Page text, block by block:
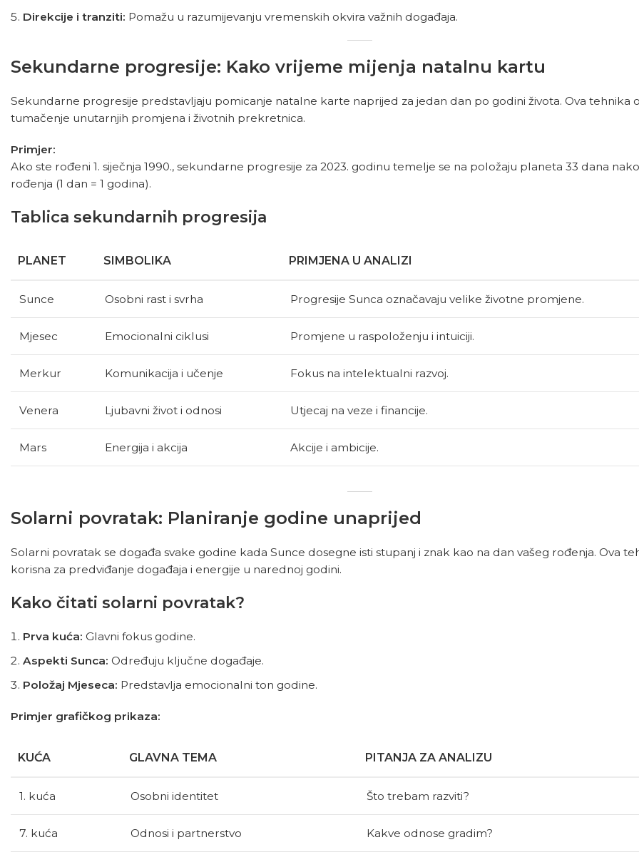
Direkcije i tranziti: Pomažu u razumijevanju vremenskih okvira važnih događaja.
Sekundarne progresije: Kako vrijeme mijenja natalnu kartu
Sekundarne progresije predstavljaju pomicanje natalne karte naprijed za jedan dan po godini života. Ova tehnika
tumačenje unutarnjih promjena i životnih prekretnica.
Primjer:
Ako ste rođeni 1. siječnja 1990., sekundarne progresije za 2023. godinu temelje se na položaju planeta 33 dana
rođenja (1 dan = 1 godina).
Tablica sekundarnih progresija
PLANET SIMBOLIKA PRIMJENA U ANALIZI
Sunce Osobni rast i svrha Progresije Sunca označavaju velike životne promjene.
Mjesec Emocionalni ciklusi Promjene u raspoloženju i intuiciji.
Merkur Komunikacija i učenje Fokus na intelektualni razvoj.
Venera Ljubavni život i odnosi Utjecaj na veze i financije.
Mars Energija i akcija Akcije i ambicije.
Solarni povratak: Planiranje godine unaprijed
Solarni povratak se događa svake godine kada Sunce dosegne isti stupanj i znak kao na dan vašeg rođenja. Ova
korisna za predviđanje događaja i energije u narednoj godini.
Kako čitati solarni povratak?
Prva kuća: Glavni fokus godine.
Aspekti Sunca: Određuju ključne događaje.
Položaj Mjeseca: Predstavlja emocionalni ton godine.
Primjer grafičkog prikaza:
KUĆA GLAVNA TEMA PITANJA ZA ANALIZU
1. kuća Osobni identitet Što trebam razviti?
7. kuća Odnosi i partnerstvo Kakve odnose gradim?